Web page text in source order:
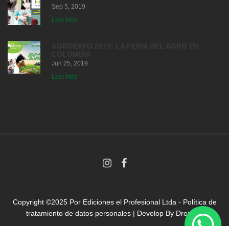
Sep 5, 2019
Leer Más
Jun 25, 2019
Leer Más
Copyright ©2025 Por Ediciones el Profesional Ltda - Política de
tratamiento de datos personales | Develop By Droni.co